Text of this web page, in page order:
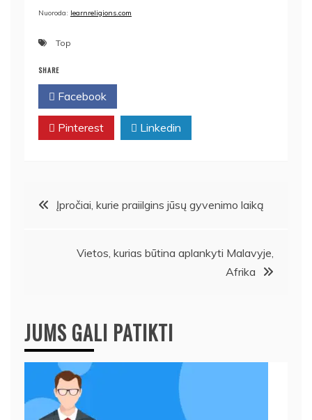
Nuoroda: learnreligions.com
Top
SHARE
Facebook
Pinterest Linkedin
Navigacija
Įpročiai, kurie praiilgins jūsų gyvenimo laiką
Vietos, kurias būtina aplankyti Malavyje,
Afrika
JUMS GALI PATIKTI